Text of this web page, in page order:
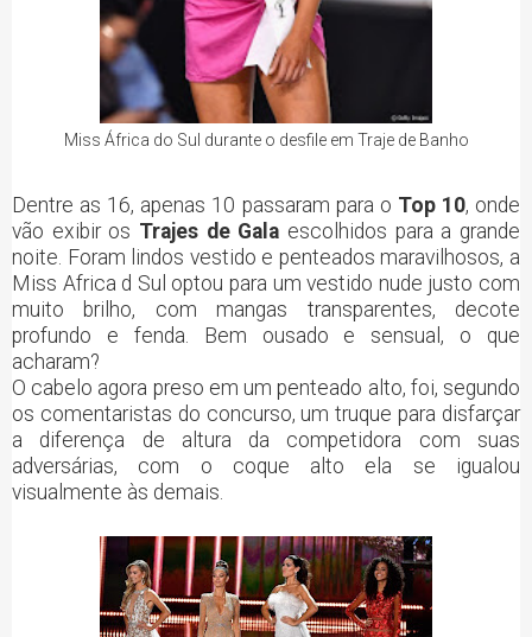
Miss África do Sul durante o desfile em Traje de Banho
Dentre as 16, apenas 10 passaram para o Top 10, onde
vão exibir os Trajes de Gala escolhidos para a grande
noite. Foram lindos vestido e penteados maravilhosos, a
Miss Africa d Sul optou para um vestido nude justo com
muito brilho, com mangas transparentes, decote
profundo e fenda. Bem ousado e sensual, o que
acharam?
O cabelo agora preso em um penteado alto, foi, segundo
os comentaristas do concurso, um truque para disfarçar
a diferença de altura da competidora com suas
adversárias, com o coque alto ela se igualou
visualmente às demais.